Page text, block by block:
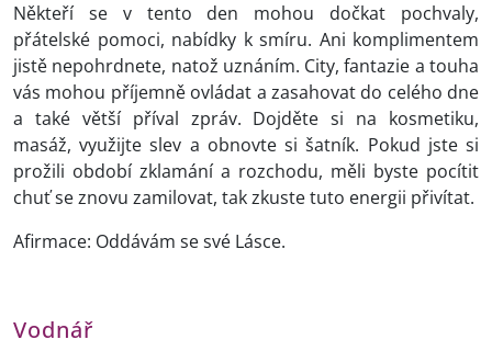
Někteří se v tento den mohou dočkat pochvaly,
přátelské pomoci, nabídky k smíru. Ani komplimentem
jistě nepohrdnete, natož uznáním. City, fantazie a touha
vás mohou příjemně ovládat a zasahovat do celého dne
a také větší příval zpráv. Dojděte si na kosmetiku,
masáž, využijte slev a obnovte si šatník. Pokud jste si
prožili období zklamání a rozchodu, měli byste pocítit
chuť se znovu zamilovat, tak zkuste tuto energii přivítat.
Afirmace: Oddávám se své Lásce.
Vodnář